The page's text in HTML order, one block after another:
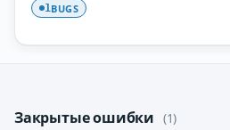
1BUGS
Закрытые ошибки (1)